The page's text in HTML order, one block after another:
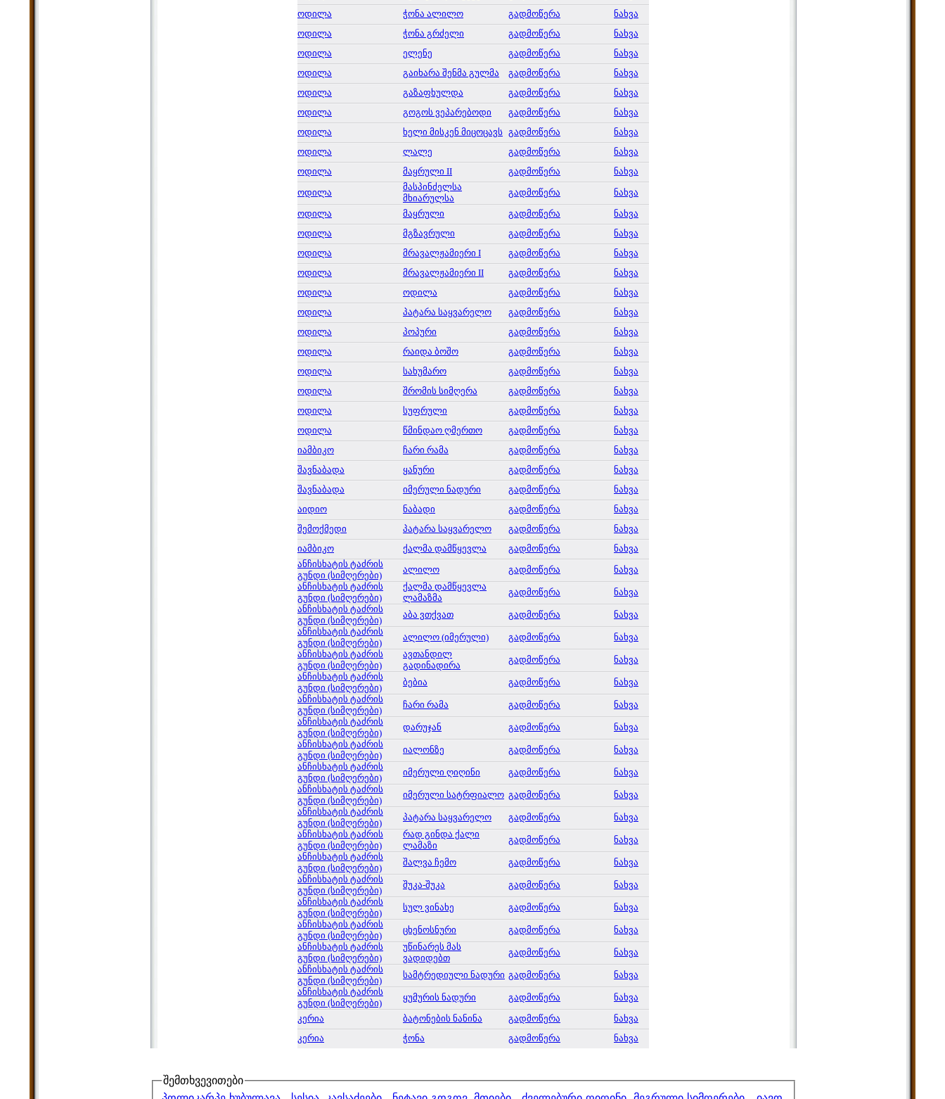
ოდილა
ჭონა ალილო გადმოწერა
ნახვა
ოდილა
ჭონა გრძელი გადმოწერა
ნახვა
ოდილა
ელენე გადმოწერა
ნახვა
ოდილა
გაიხარა შენმა გულმა გადმოწერა
ნახვა
ოდილა
გაზაფხულდა გადმოწერა
ნახვა
ოდილა
გოგოს ვეპარებოდი გადმოწერა
ნახვა
ოდილა
ხელი მისკენ მიცოცავს გადმოწერა
ნახვა
ოდილა
ლალე გადმოწერა
ნახვა
ოდილა
მაყრული II გადმოწერა
ნახვა
ოდილა
მასპინძელსა
მხიარულსა
გადმოწერა
ნახვა
ოდილა
მაყრული გადმოწერა
ნახვა
ოდილა
მგზავრული გადმოწერა
ნახვა
ოდილა
მრავალჟამიერი I გადმოწერა
ნახვა
ოდილა
მრავალჟამიერი II გადმოწერა
ნახვა
ოდილა
ოდილა გადმოწერა
ნახვა
ოდილა
პატარა საყვარელო გადმოწერა
ნახვა
ოდილა
პოპური გადმოწერა
ნახვა
ოდილა
რაიდა ბოშო გადმოწერა
ნახვა
ოდილა
სახუმარო გადმოწერა
ნახვა
ოდილა
შრომის სიმღერა გადმოწერა
ნახვა
ოდილა
სუფრული გადმოწერა
ნახვა
ოდილა
წმინდაო ღმერთო გადმოწერა
ნახვა
იამბიკო
ჩარი რამა გადმოწერა
ნახვა
შავნაბადა
ყანური გადმოწერა
ნახვა
შავნაბადა
იმერული ნადური გადმოწერა
ნახვა
აიდიო
ნაბადი გადმოწერა
ნახვა
შემოქმედი
პატარა საყვარელო გადმოწერა
ნახვა
იამბიკო
ქალმა დამწყევლა გადმოწერა
ნახვა
ანჩისხატის ტაძრის
გუნდი (სიმღერები)
ალილო გადმოწერა
ნახვა
ანჩისხატის ტაძრის
გუნდი (სიმღერები)
ქალმა დამწყევლა
ლამაზმა
გადმოწერა
ნახვა
ანჩისხატის ტაძრის
გუნდი (სიმღერები)
აბა ვთქვათ გადმოწერა
ნახვა
ანჩისხატის ტაძრის
გუნდი (სიმღერები)
ალილო (იმერული) გადმოწერა
ნახვა
ანჩისხატის ტაძრის
გუნდი (სიმღერები)
ავთანდილ
გადინადირა
გადმოწერა
ნახვა
ანჩისხატის ტაძრის
გუნდი (სიმღერები)
ბებია გადმოწერა
ნახვა
ანჩისხატის ტაძრის
გუნდი (სიმღერები)
ჩარი რამა გადმოწერა
ნახვა
ანჩისხატის ტაძრის
გუნდი (სიმღერები)
დარუჯან გადმოწერა
ნახვა
ანჩისხატის ტაძრის
გუნდი (სიმღერები)
იალონზე გადმოწერა
ნახვა
ანჩისხატის ტაძრის
გუნდი (სიმღერები)
იმერული ღიღინი გადმოწერა
ნახვა
ანჩისხატის ტაძრის
გუნდი (სიმღერები)
იმერული სატრფიალო გადმოწერა
ნახვა
ანჩისხატის ტაძრის
გუნდი (სიმღერები)
პატარა საყვარელო გადმოწერა
ნახვა
ანჩისხატის ტაძრის
გუნდი (სიმღერები)
რად გინდა ქალი
ლამაზი
გადმოწერა
ნახვა
ანჩისხატის ტაძრის
გუნდი (სიმღერები)
შალვა ჩემო გადმოწერა
ნახვა
ანჩისხატის ტაძრის
გუნდი (სიმღერები)
შუკა-შუკა გადმოწერა
ნახვა
ანჩისხატის ტაძრის
გუნდი (სიმღერები)
სულ ვინახე გადმოწერა
ნახვა
ანჩისხატის ტაძრის
გუნდი (სიმღერები)
ცხენოსნური გადმოწერა
ნახვა
ანჩისხატის ტაძრის
გუნდი (სიმღერები)
უწინარეს მას
ვადიდებთ
გადმოწერა
ნახვა
ანჩისხატის ტაძრის
გუნდი (სიმღერები)
სამტრედიული ნადური გადმოწერა
ნახვა
ანჩისხატის ტაძრის
გუნდი (სიმღერები)
ყუმურის ნადური გადმოწერა
ნახვა
კერია
ბატონების ნანინა გადმოწერა
ნახვა
კერია
ჭონა გადმოწერა ნახვა
შემთხვევითები